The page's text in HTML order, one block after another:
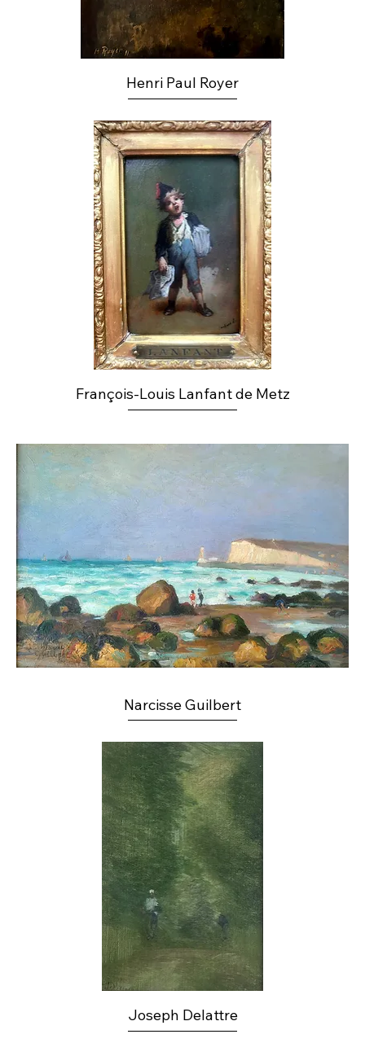
Henri Paul Royer
François-Louis Lanfant de Metz
Narcisse Guilbert
Joseph Delattre